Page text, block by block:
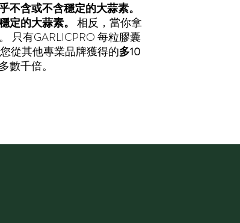
不含或不含穩定的大蒜素。
定的大蒜素。 相反，當你拿
只有GARLICPRO每粒膠囊
從其他專業品牌獲得的多10
數千倍。